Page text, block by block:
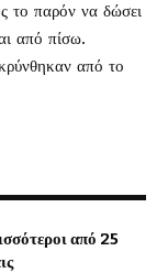
το παρόν να δώσει
από πίσω.
από το
από 25